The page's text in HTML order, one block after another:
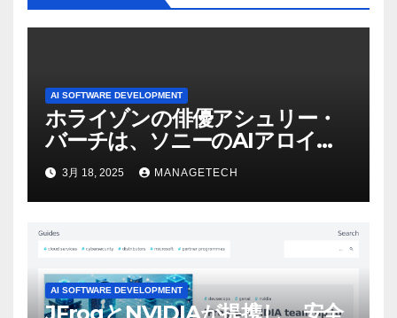
AI SOFTWARE DEVELOPMENT
ホライゾンの俳優アシュリー・
バーチは、ソニーのAIアロイの
ビデオを見て「ゲームパフォー
マンスという芸術形式に不安を
感じた」と語る – IGN
3月 18, 2025 MANAGETECH
AI SOFTWARE DEVELOPMENT
JFrogとNVIDIAが提携し、安全